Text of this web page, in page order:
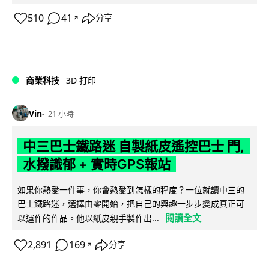
510 41 ↗ 分享
商業科技 3D 打印
Vin 21 小時
中三巴士鐵路迷 自製紙皮遙控巴士 門,
水撥識郁 + 實時GPS報站
如果你熱愛一件事，你會熱愛到怎樣的程度？一位就讀中三的
巴士鐵路迷，選擇由零開始，把自己的興趣一步步變成真正可
以運作的作品。他以紙皮親手製作出...
閱讀全文
2,891 169 ↗ 分享